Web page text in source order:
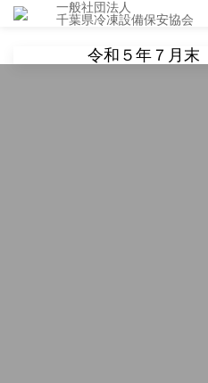
一般社団法人
千葉県冷凍設備保安協会
令和５年７月末